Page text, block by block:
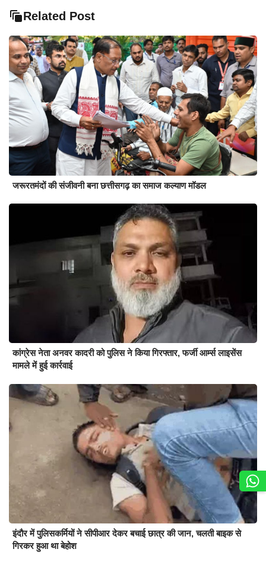
Related Post
जरूरतमंदों की संजीवनी बना छत्तीसगढ़ का समाज कल्याण मॉडल
कांग्रेस नेता अनवर कादरी को पुलिस ने किया गिरफ्तार, फर्जी आर्म्स लाइसेंस
मामले में हुई कार्रवाई
इंदौर में पुलिसकर्मियों ने सीपीआर देकर बचाई छात्र की जान, चलती बाइक से
गिरकर हुआ था बेहोश